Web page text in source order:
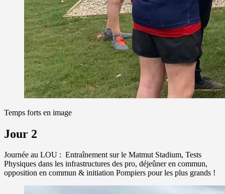
Temps forts en image
Jour 2
Journée au LOU : Entraînement sur le Matmut Stadium, Tests
Physiques dans les infrastructures des pro, déjeûner en commun,
opposition en commun & initiation Pompiers pour les plus grands !